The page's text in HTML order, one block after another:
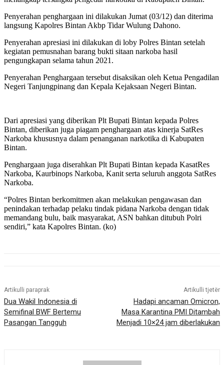
Penyerahan penghargaan ini dilakukan Jumat (03/12) dan diterima
langsung Kapolres Bintan Akbp Tidar Wulung Dahono.
Penyerahan apresiasi ini dilakukan di loby Polres Bintan setelah
kegiatan pemusnahan barang bukti sitaan narkoba hasil
pengungkapan selama tahun 2021.
Penyerahan Penghargaan tersebut disaksikan oleh Ketua Pengadilan
Negeri Tanjungpinang dan Kepala Kejaksaan Negeri Bintan.
Dari apresiasi yang diberikan Plt Bupati Bintan kepada Polres
Bintan, diberikan juga piagam penghargaan atas kinerja SatRes
Narkoba khususnya dalam penanganan narkotika di Kabupaten
Bintan.
Penghargaan juga diserahkan Plt Bupati Bintan kepada KasatRes
Narkoba, Kaurbinops Narkoba, Kanit serta seluruh anggota SatRes
Narkoba.
“Polres Bintan berkomitmen akan melakukan pengawasan dan
penindakan terhadap pelaku tindak pidana Narkoba dengan tidak
memandang bulu, baik masyarakat, ASN bahkan ditubuh Polri
sendiri,” kata Kapolres Bintan. (ko)
Artikulli paraprak
Dua Wakil Indonesia di
Semifinal BWF Bertemu
Pasangan Tangguh
Artikulli tjetër
Hadapi ancaman Omicron,
Masa Karantina PMI Ditambah
Menjadi 10×24 jam diberlakukan